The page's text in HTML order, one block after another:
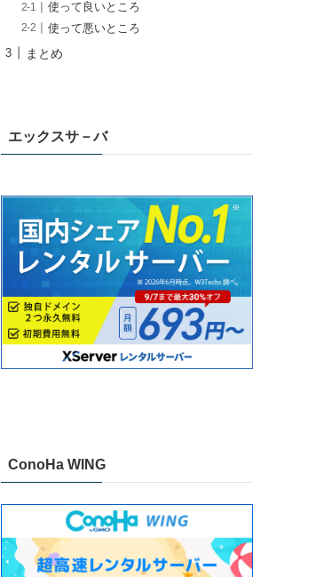
使って良いところ
使って悪いところ
まとめ
エックスサ－バ
ConoHa WING